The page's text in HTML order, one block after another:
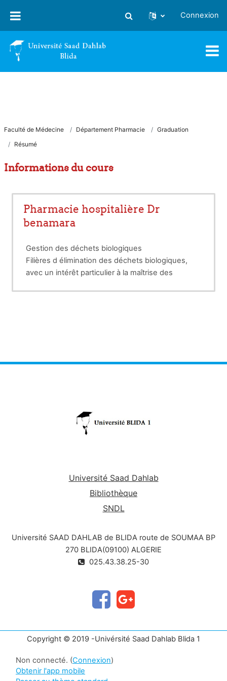
Activer/désactiver la saisie
Connexion
Faculté de Médecine Département Pharmacie
Graduation
Résumé
Informations du cours
Pharmacie hospitalière Dr
benamara
Gestion des déchets biologiques
Filières d élimination des déchets biologiques,
avec un intérêt particulier à la maîtrise des
Université Saad Dahlab
Bibliothèque
SNDL
Université SAAD DAHLAB de BLIDA route de SOUMAA BP
270 BLIDA(09100) ALGERIE
025.43.38.25-30
Copyright © 2019 -Univérsité Saad Dahlab Blida 1
Non connecté. (Connexion)
Obtenir l'app mobile